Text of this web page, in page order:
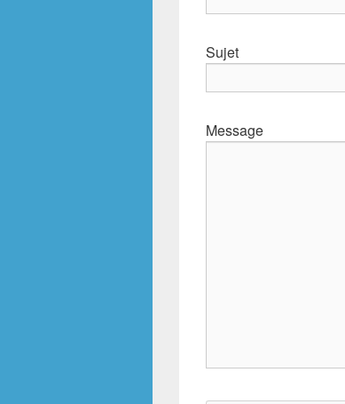
Sujet
Message